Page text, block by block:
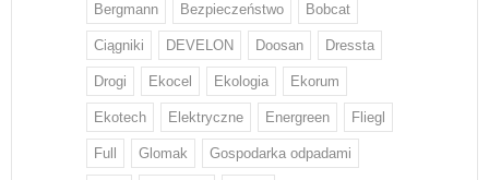
Bergmann Bezpieczeństwo Bobcat
Ciągniki DEVELON Doosan Dressta
Drogi Ekocel Ekologia Ekorum
Ekotech Elektryczne Energreen Fliegl
Full Glomak Gospodarka odpadami